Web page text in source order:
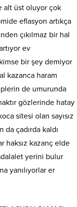
alt üst oluyor çok
eflasyon artıkça
çıkılmaz bir hal
ev
bir şey demiyor
kazanca haram
de umurunda
gözlerinde hatay
sitesi olan sayısız
da çadırda kaldı
haksız kazanç elde
yerini bulur
yanılıyorlar er